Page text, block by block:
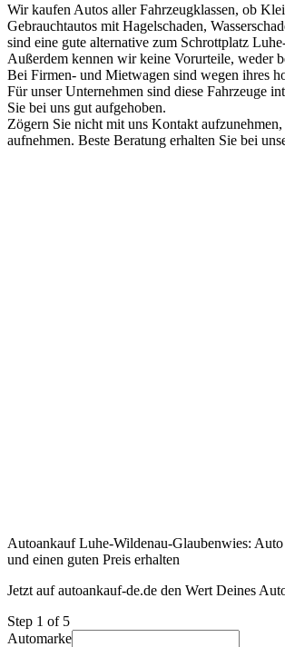
Wir kaufen Autos aller Fahrzeugklassen, ob
Gebrauchtautos mit Hagelschaden,
sind eine gute alternative zum Schrottplatz
Außerdem kennen wir keine Vorurteile, weder
Bei Firmen- und Mietwagen sind wegen ihres
Für unser Unternehmen sind diese Fahrzeuge
Sie bei uns gut aufgehoben.
Zögern Sie nicht mit uns Kontakt
aufnehmen. Beste Beratung erhalten Sie bei
Autoankauf Luhe-Wildenau-Glaubenwies:
und einen guten Preis erhalten
Jetzt auf autoankauf-de.de den Wert Deines
Step 1 of 5
Automarke